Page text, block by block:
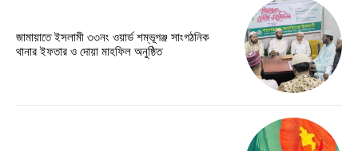
জামায়াতে ইসলামী ৩৩নং ওয়ার্ড শম্ভূগঞ্জ সাংগঠনিক
থানার ইফতার ও দোয়া মাহফিল অনুষ্ঠিত